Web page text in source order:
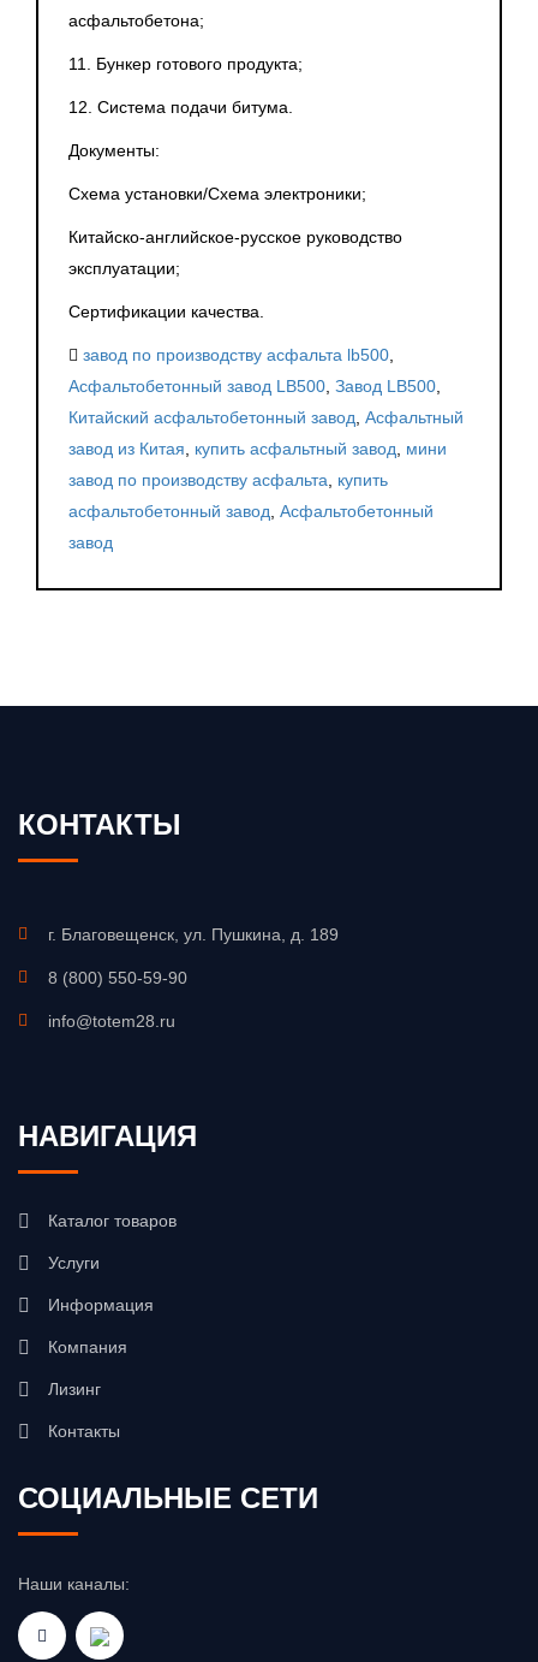
асфальтобетона;
11. Бункер готового продукта;
12. Система подачи битума.
Документы:
Схема установки/Схема электроники;
Китайско-английское-русское руководство
эксплуатации;
Сертификации качества.
завод по производству асфальта lb500
Асфальтобетонный завод LB500 Завод LB500
Китайский асфальтобетонный завод Асфальтный
завод из Китая
купить асфальтный завод
мини
завод по производству асфальта
купить
асфальтобетонный завод Асфальтобетонный
завод
КОНТАКТЫ
г. Благовещенск, ул. Пушкина, д. 189
8 (800) 550-59-90
info@totem28.ru
НАВИГАЦИЯ
Каталог товаров
Услуги
Информация
Компания
Лизинг
Контакты
СОЦИАЛЬНЫЕ СЕТИ
Наши каналы: